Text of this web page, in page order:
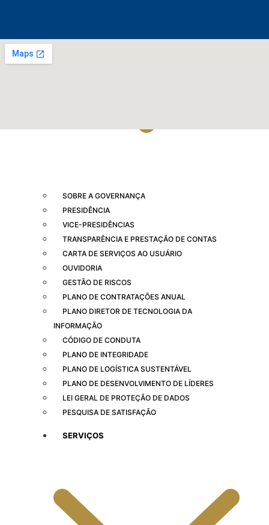
SOBRE A GOVERNANÇA
PRESIDÊNCIA
VICE-PRESIDÊNCIAS
TRANSPARÊNCIA E PRESTAÇÃO DE CONTAS
CARTA DE SERVIÇOS AO USUÁRIO
OUVIDORIA
GESTÃO DE RISCOS
PLANO DE CONTRATAÇÕES ANUAL
PLANO DIRETOR DE TECNOLOGIA DA
INFORMAÇÃO
CÓDIGO DE CONDUTA
PLANO DE INTEGRIDADE
PLANO DE LOGÍSTICA SUSTENTÁVEL
PLANO DE DESENVOLVIMENTO DE LÍDERES
LEI GERAL DE PROTEÇÃO DE DADOS
PESQUISA DE SATISFAÇÃO
SERVIÇOS